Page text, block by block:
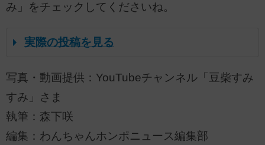
み」をチェックしてくださいね。
実際の投稿を見る
写真・動画提供：YouTubeチャンネル「豆柴すみ
すみ」さま
執筆：森下咲
編集：わんちゃんホンポニュース編集部